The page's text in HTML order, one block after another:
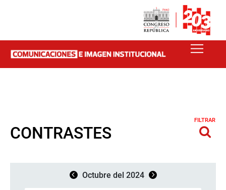
CONTRASTES
FILTRAR
Octubre del 2024